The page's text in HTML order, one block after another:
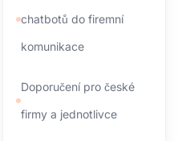
chatbotů do firemní
komunikace
Doporučení pro české
firmy a jednotlivce